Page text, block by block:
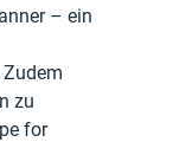
– ein
zu
for